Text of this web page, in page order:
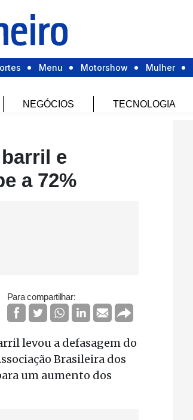
Menu Motorshow Mulher
NEGÓCIOS TECNOLOGIA
e
a 72%
Para compartilhar:
levou a defasagem do
Brasileira dos
um aumento dos